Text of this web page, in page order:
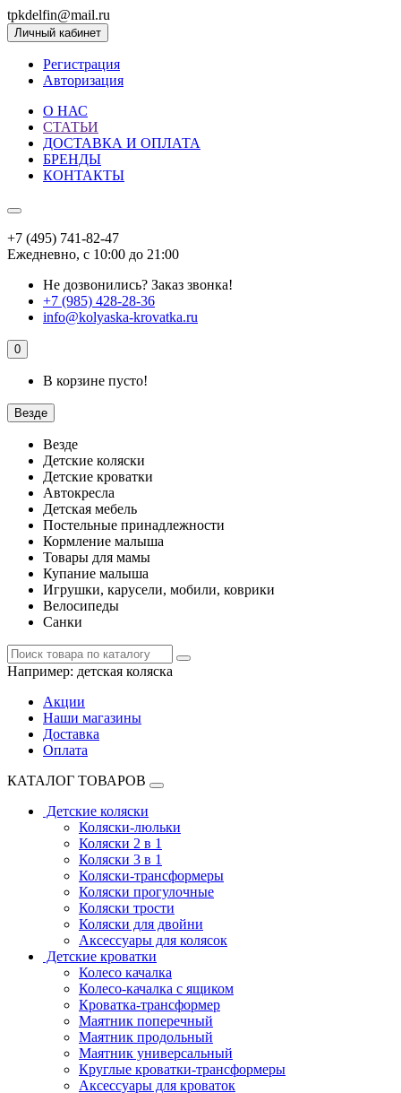
tpkdelfin@mail.ru
Личный кабинет
Регистрация
Авторизация
О НАС
СТАТЬИ
ДОСТАВКА И ОПЛАТА
БРЕНДЫ
КОНТАКТЫ
+7 (495) 741-82-47
Ежедневно, с 10:00 до 21:00
Не дозвонились? Заказ звонка!
+7 (985) 428-28-36
info@kolyaska-krovatka.ru
0
В корзине пусто!
Везде
Везде
Детские коляски
Детские кроватки
Автокресла
Детская мебель
Постельные принадлежности
Кормление малыша
Товары для мамы
Купание малыша
Игрушки, карусели, мобили, коврики
Велосипеды
Санки
Например: детская коляска
Акции
Наши магазины
Доставка
Оплата
КАТАЛОГ ТОВАРОВ
Детские коляски
Коляски-люльки
Коляски 2 в 1
Коляски 3 в 1
Коляски-трансформеры
Коляски прогулочные
Коляски трости
Коляски для двойни
Аксессуары для колясок
Детские кроватки
Колесо качалка
Колесо-качалка с ящиком
Кроватка-трансформер
Маятник поперечный
Маятник продольный
Маятник универсальный
Круглые кроватки-трансформеры
Аксессуары для кроваток